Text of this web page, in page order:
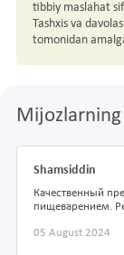
tibbiy maslahat
Tashxis va
tomonidan
Shamsiddin
Качественный
пищеварением.
05 August 2024